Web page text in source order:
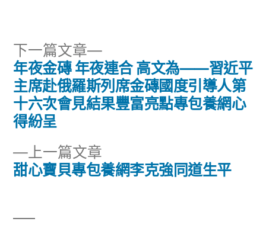
文
章
導
覽 上一篇文章
一
甜心寶貝專包養網李克強同道生平
下一篇文章
下
一
篇
文
年夜金磚 年夜連合 高文為——習近平
主席赴俄羅斯列席金磚國度引導人第
十六次會見結果豐富亮點專包養網心
得紛呈